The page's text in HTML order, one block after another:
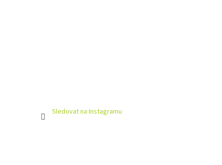
Sledovat na Instagramu